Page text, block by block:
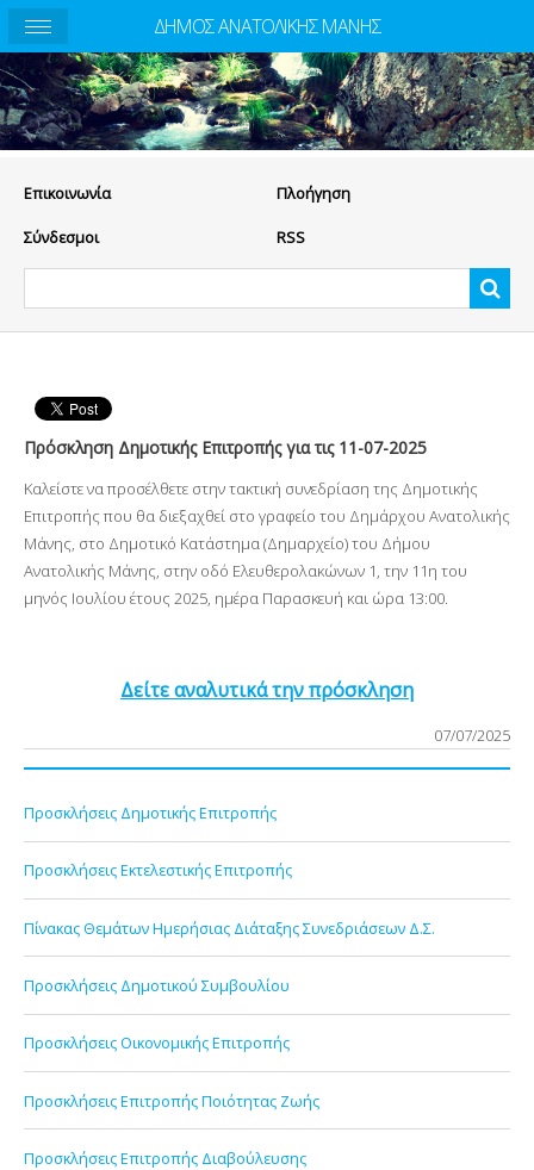
Eπικοινωνία Πλοήγηση
Σύνδεσμοι RSS
Πρόσκληση Δημοτικής Επιτροπής για τις 11-07-2025
Καλείστε να προσέλθετε στην τακτική συνεδρίαση της Δημοτικής
Επιτροπής που θα διεξαχθεί στο γραφείο του Δημάρχου Ανατολικής
Μάνης, στο Δημοτικό Κατάστημα (Δημαρχείο) του Δήμου
Ανατολικής Μάνης, στην οδό Ελευθερολακώνων 1, την 11η του
μηνός Ιουλίου έτους 2025, ημέρα Παρασκευή και ώρα 13:00.
Δείτε αναλυτικά την πρόσκληση
07/07/2025
Προσκλήσεις Δημοτικής Επιτροπής
Προσκλήσεις Εκτελεστικής Επιτροπής
Πίνακας Θεμάτων Ημερήσιας Διάταξης Συνεδριάσεων Δ.Σ.
Προσκλήσεις Δημοτικού Συμβουλίου
Προσκλήσεις Οικονομικής Επιτροπής
Προσκλήσεις Επιτροπής Ποιότητας Ζωής
Προσκλήσεις Επιτροπής Διαβούλευσης
ΔΗΜΟΣ ΑΝΑΤΟΛΙΚΗΣ ΜΑΝΗΣ